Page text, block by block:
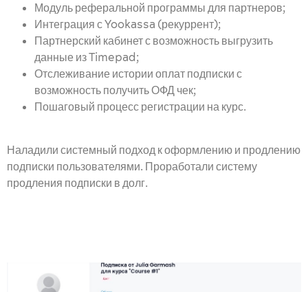
Модуль реферальной программы для партнеров;
Интеграция с Yookassa (рекуррент);
Партнерский кабинет с возможность выгрузить
данные из Timepad;
Отслеживание истории оплат подписки с
возможность получить ОФД чек;
Пошаговый процесс регистрации на курс.
Наладили системный подход к оформлению и продлению
подписки пользователями. Проработали систему
продления подписки в долг.